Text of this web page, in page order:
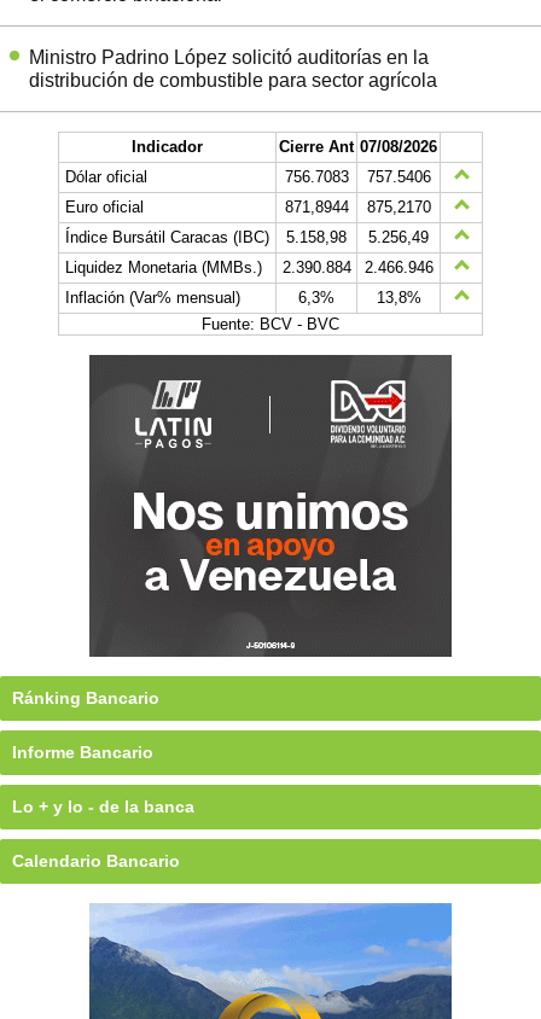
Ministro Padrino López solicitó auditorías en la
distribución de combustible para sector agrícola
Indicador Cierre Ant 07/08/2026
Dólar oficial
756.7083
757.5406
Euro oficial
871,8944
875,2170
Índice Bursátil Caracas (IBC)
5.158,98
5.256,49
Liquidez Monetaria (MMBs.)
2.390.884
2.466.946
Inflación (Var% mensual)
6,3%
13,8%
Fuente: BCV - BVC
Ránking Bancario
Informe Bancario
Lo + y lo - de la banca
Calendario Bancario